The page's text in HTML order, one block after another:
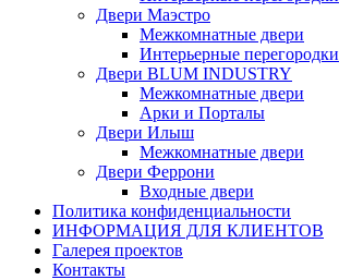
Двери Маэстро
Межкомнатные двери
Интерьерные перегородки
Двери BLUM INDUSTRY
Межкомнатные двери
Арки и Порталы
Двери Илыш
Межкомнатные двери
Двери Феррони
Входные двери
Политика конфиденциальности
ИНФОРМАЦИЯ ДЛЯ КЛИЕНТОВ
Галерея проектов
Контакты